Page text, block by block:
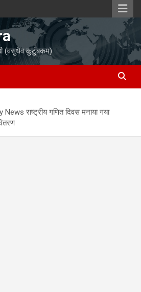
(वसुधैव कुटुंबकम)
राष्ट्रीय गणित दिवस मनाया गया